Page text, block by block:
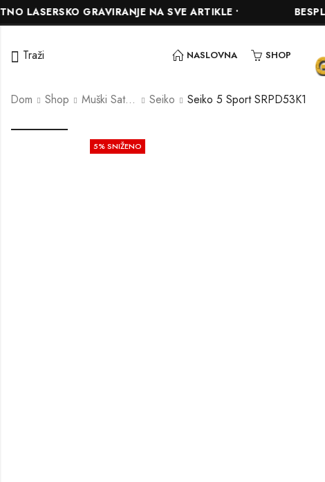
GRAVIRANJE NA SVE ARTIKLE •
Traži NASLOVNA SHOP
Dom Shop Muški Satovi Seiko Seiko 5 Sport SRPD53K1
5% SNIŽENO